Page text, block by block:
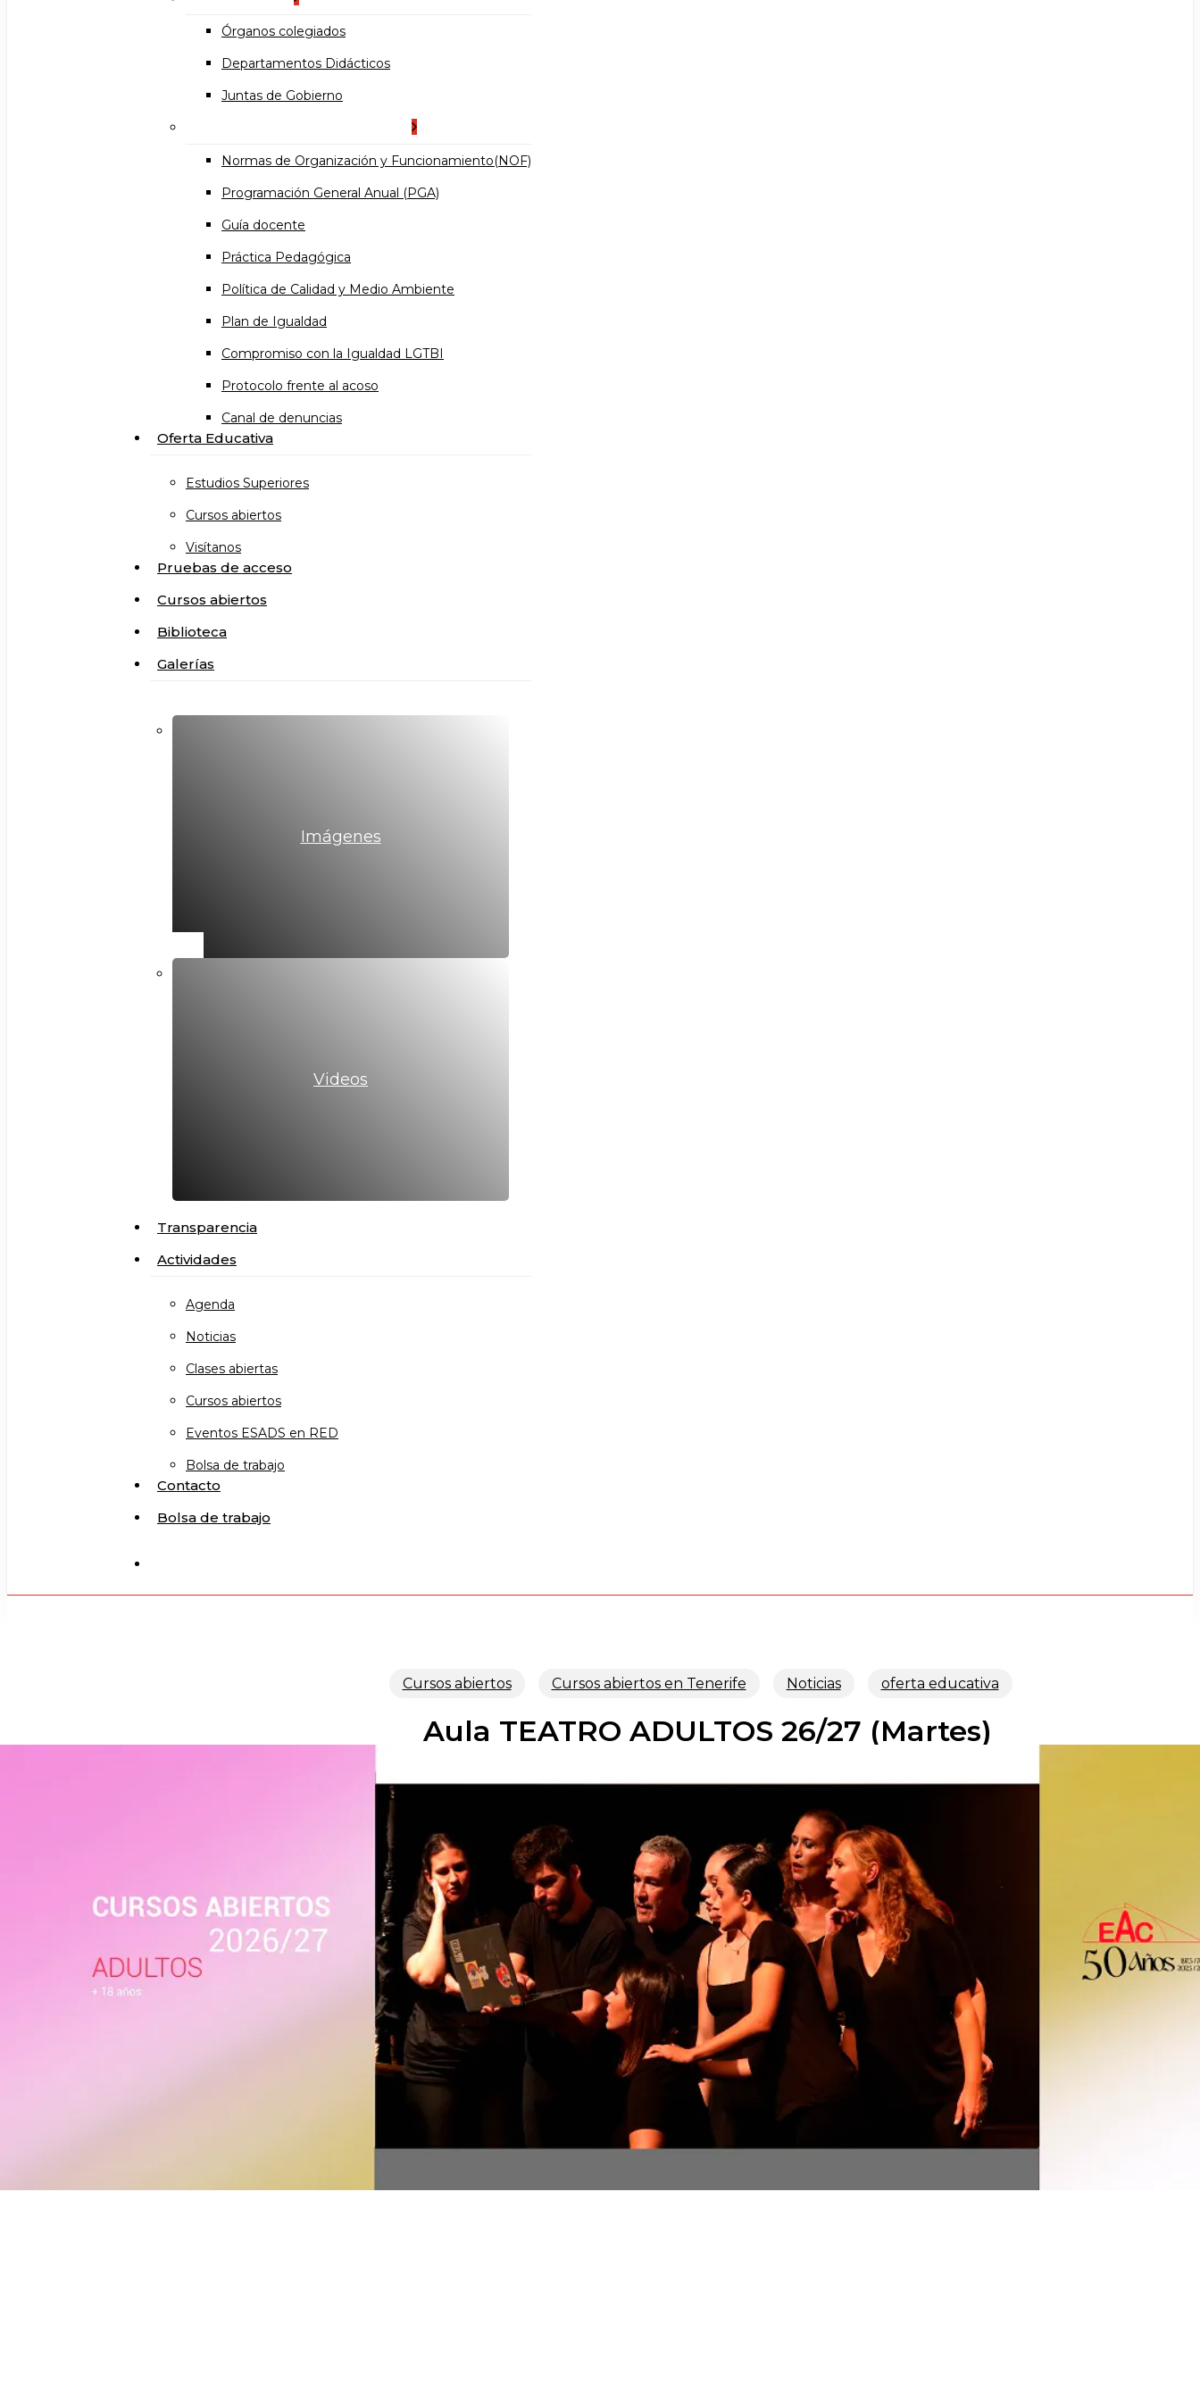
Órganos colegiados
Departamentos Didácticos
Juntas de Gobierno
Normas de Organización y Funcionamiento(NOF)
Programación General Anual (PGA)
Guía docente
Práctica Pedagógica
Política de Calidad y Medio Ambiente
Plan de Igualdad
Compromiso con la Igualdad LGTBI
Protocolo frente al acoso
Canal de denuncias
Oferta Educativa
Estudios Superiores
Cursos abiertos
Visítanos
Pruebas de acceso
Cursos abiertos
Biblioteca
Galerías
Imágenes
Videos
Transparencia
Actividades
Agenda
Noticias
Clases abiertas
Cursos abiertos
Eventos ESADS en RED
Bolsa de trabajo
Contacto
Bolsa de trabajo
Cursos abiertos Cursos abiertos en Tenerife Noticias oferta educativa
Aula TEATRO ADULTOS 26/27 (Martes)